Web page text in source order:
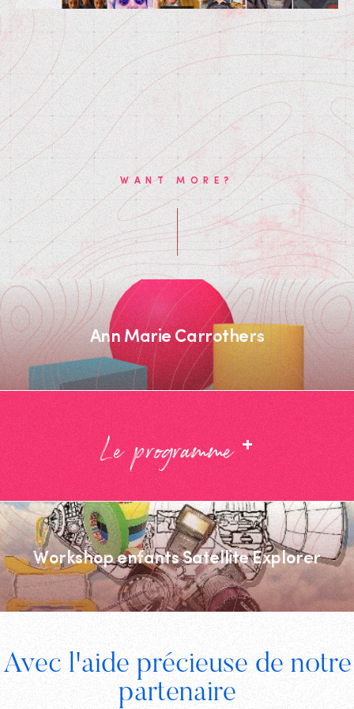
WANT MORE?
Ann Marie Carrothers
Le programme +
Workshop enfants Satellite Explorer
Avec l'aide précieuse de notre
partenaireDigital